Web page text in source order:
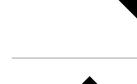
aankoopadvies